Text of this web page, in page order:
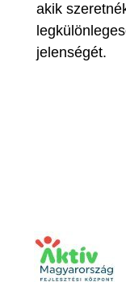
akik
jelenségét.